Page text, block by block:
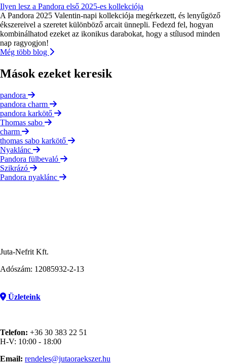
Ilyen lesz a Pandora első 2025-es kollekciója
A Pandora 2025 Valentin-napi kollekciója megérkezett, és lenyűgöző
ékszereivel a szeretet különböző arcait ünnepli. Fedezd fel, hogyan
kombinálhatod ezeket az ikonikus darabokat, hogy a stílusod minden
nap ragyogjon!
Még több blog
Mások ezeket keresik
pandora
pandora charm
pandora karkötő
Thomas sabo
charm
thomas sabo karkötő
Nyaklánc
Pandora fülbevaló
Szikrázó
Pandora nyaklánc
Juta-Nefrit Kft.
Adószám: 12085932-2-13
Üzleteink
Telefon: +36 30 383 22 51
H-V: 10:00 - 18:00
Email: rendeles@jutaoraekszer.hu